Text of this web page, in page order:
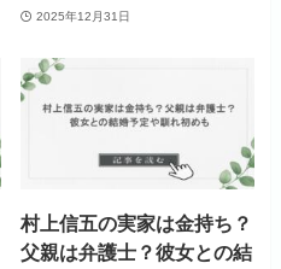
2025年12月31日
村上信五の実家は金持ち？
父親は弁護士？彼女との結